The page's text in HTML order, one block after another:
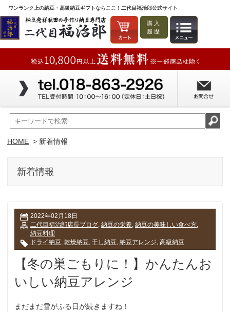
ワンランク上の納豆・高級納豆ギフトならここ！二代目福治郎公式サイト
購入
履歴
HOME > 新着情報
新着情報
2022年02月18日
二代目福治郎店長ブログ 納豆の栄養 納豆の美味しい食べ方
納豆料理
ドライ納豆 乾燥納豆 干し納豆 納豆アレンジ 高級納豆
【冬の巣ごもりに！】かんたんお
いしい納豆アレンジ
まだまだ雪がふる日が続きますね！